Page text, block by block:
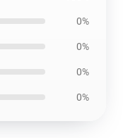
0%
0%
0%
0%